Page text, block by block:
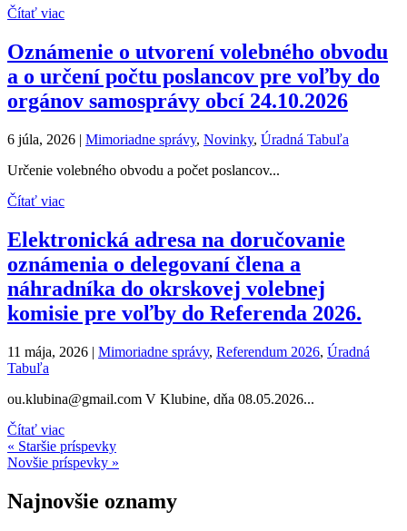
Čítať viac
Oznámenie o utvorení volebného obvodu
a o určení počtu poslancov pre voľby do
orgánov samosprávy obcí 24.10.2026
6 júla, 2026 | Mimoriadne správy, Novinky, Úradná Tabuľa
Určenie volebného obvodu a počet poslancov...
Čítať viac
Elektronická adresa na doručovanie
oznámenia o delegovaní člena a
náhradníka do okrskovej volebnej
komisie pre voľby do Referenda 2026.
11 mája, 2026 | Mimoriadne správy, Referendum 2026, Úradná
Tabuľa
ou.klubina@gmail.com V Klubine, dňa 08.05.2026...
Čítať viac
« Staršie príspevky
Novšie príspevky »
Najnovšie oznamy